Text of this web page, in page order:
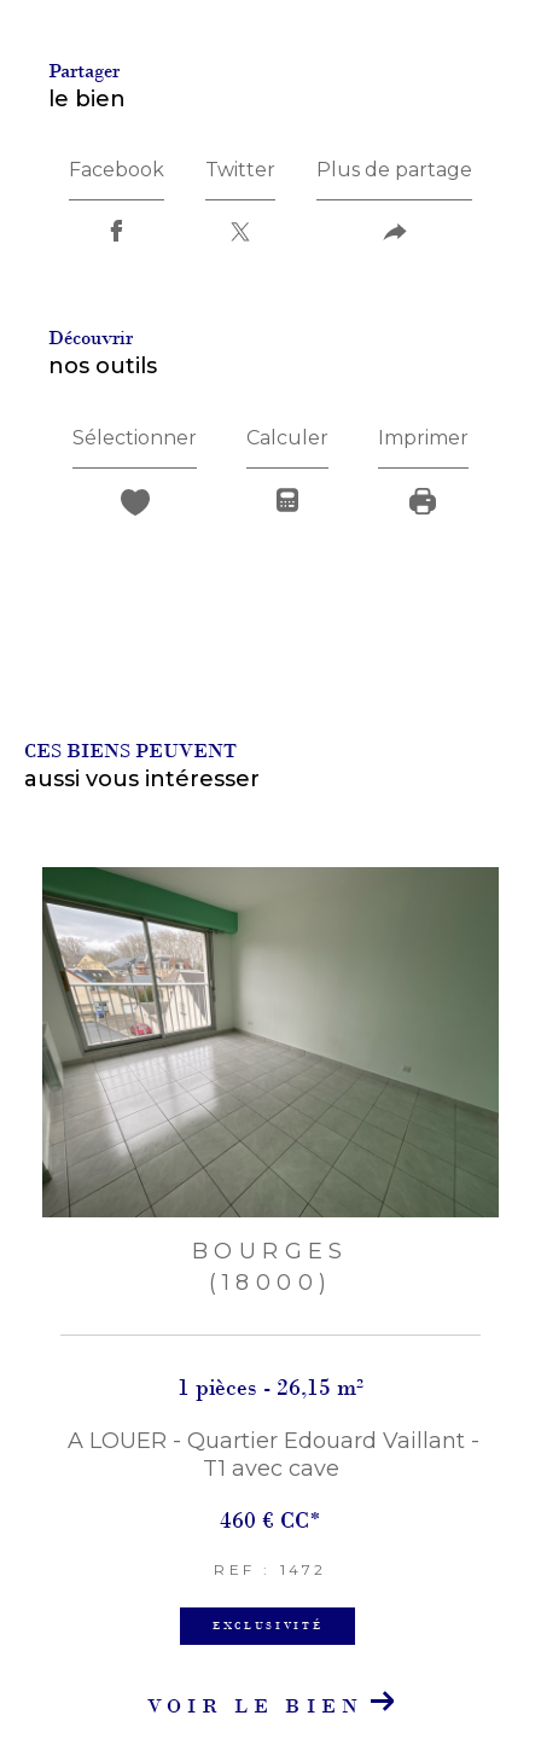
partager
le bien
Facebook Twitter Plus de partage
découvrir
nos outils
Sélectionner Calculer Imprimer
CES BIENS PEUVENT
aussi vous intéresser
BOURGES
(18000)
1 pièces - 26,15 m²
A LOUER - Quartier Edouard Vaillant -
T1 avec cave
460 € CC*
REF : 1472
EXCLUSIVITÉ
VOIR LE BIEN